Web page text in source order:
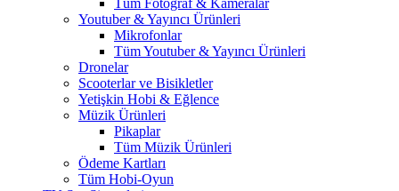
Tüm Fotoğraf & Kameralar
Youtuber & Yayıncı Ürünleri
Mikrofonlar
Tüm Youtuber & Yayıncı Ürünleri
Dronelar
Scooterlar ve Bisikletler
Yetişkin Hobi & Eğlence
Müzik Ürünleri
Pikaplar
Tüm Müzik Ürünleri
Ödeme Kartları
Tüm Hobi-Oyun